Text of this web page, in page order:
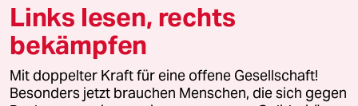
Landtagswahl in Sachsen-Anhalt
Hybrider Krieg
Jemen
Links lesen, rechts
bekämpfen
Mit doppelter Kraft für eine offene Gesellschaft!
Besonders jetzt brauchen Menschen, die sich gegen